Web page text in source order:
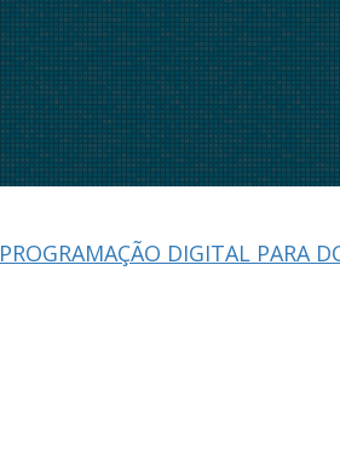
PROGRAMAÇÃO DIGITAL PARA